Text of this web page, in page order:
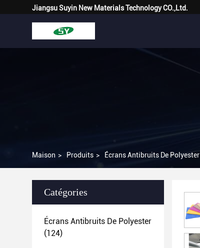
Jiangsu Suyin New Materials Technology CO.,Ltd.
Maison > Produits > Écrans Antibruits De Polyester
Catégories
Écrans Antibruits De Polyester
(124)